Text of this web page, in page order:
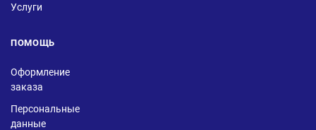
Услуги
ПОМОЩЬ
Оформление
заказа
Персональные
данные